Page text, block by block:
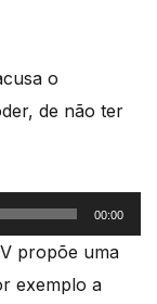
o
de não ter
00:00
propõe uma
exemplo a